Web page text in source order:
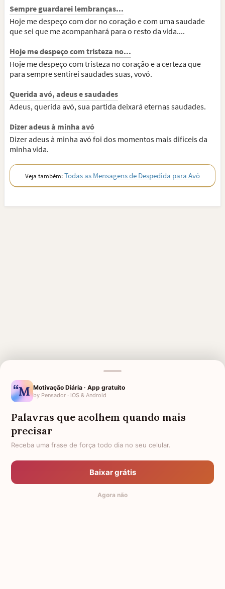
Sempre guardarei lembranças...
Hoje me despeço com dor no coração e com uma saudade
que sei que me acompanhará para o resto da vida....
Hoje me despeço com tristeza no...
Hoje me despeço com tristeza no coração e a certeza que
para sempre sentirei saudades suas, vovó.
Querida avó, adeus e saudades
Adeus, querida avó, sua partida deixará eternas saudades.
Dizer adeus à minha avó
Dizer adeus à minha avó foi dos momentos mais difíceis da
minha vida.
Veja também:Todas as Mensagens de Despedida para Avó
MENSAGENS RELACIONADAS
SÉTIMO DIA DE FALECIMENTO
DESCANSE EM PAZ AVÓ
1 ANO DE FALECIMENTO DA AVÓ SAUDADES AVÔ QUE MORREU
Motivação Diária · App gratuito
by Pensador · iOS & Android
Palavras que acolhem quando mais
precisar
Receba uma frase de força todo dia no seu celular.
Baixar grátis
Agora não